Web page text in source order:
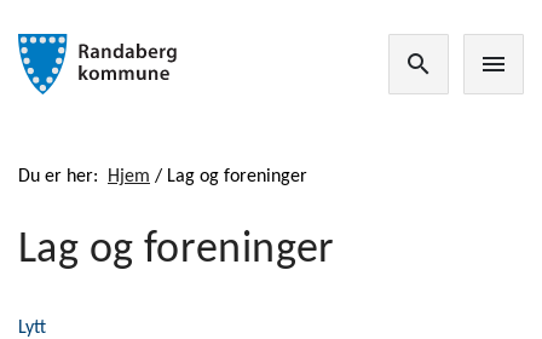
search menu
Du er her: Hjem / Lag og foreninger
Lag og foreninger
Lytt